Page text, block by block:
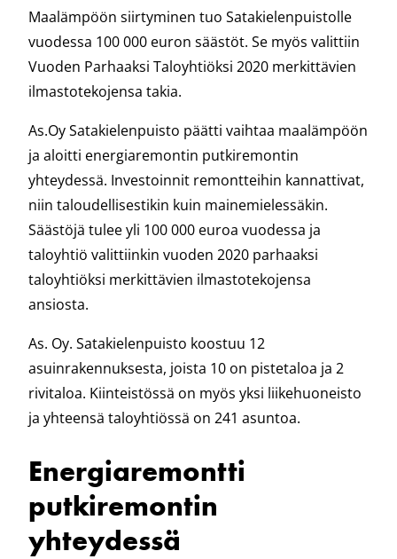
Maalämpöön siirtyminen tuo Satakielenpuistolle
vuodessa 100 000 euron säästöt. Se myös valittiin
Vuoden Parhaaksi Taloyhtiöksi 2020 merkittävien
ilmastotekojensa takia.
As.Oy Satakielenpuisto päätti vaihtaa maalämpöön
ja aloitti energiaremontin putkiremontin
yhteydessä. Investoinnit remontteihin kannattivat,
niin taloudellisestikin kuin mainemielessäkin.
Säästöjä tulee yli 100 000 euroa vuodessa ja
taloyhtiö valittiinkin vuoden 2020 parhaaksi
taloyhtiöksi merkittävien ilmastotekojensa
ansiosta.
As. Oy. Satakielenpuisto koostuu 12
asuinrakennuksesta, joista 10 on pistetaloa ja 2
rivitaloa. Kiinteistössä on myös yksi liikehuoneisto
ja yhteensä taloyhtiössä on 241 asuntoa.
Energiaremontti
putkiremontin
yhteydessä